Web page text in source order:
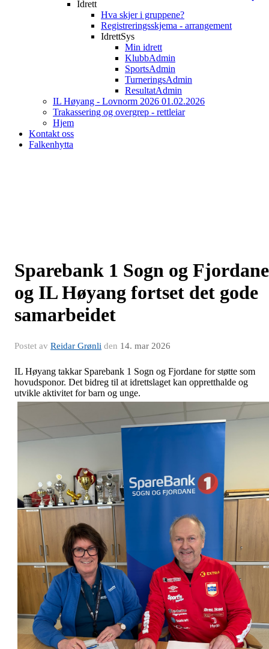
Idrett
Hva skjer i gruppene?
Registreringsskjema - arrangement
IdrettSys
Min idrett
KlubbAdmin
SportsAdmin
TurneringsAdmin
ResultatAdmin
IL Høyang - Lovnorm 2026 01.02.2026
Trakassering og overgrep - rettleiar
Hjem
Kontakt oss
Falkenhytta
Sparebank 1 Sogn og Fjordane
og IL Høyang fortset det gode
samarbeidet
Postet av Reidar Grønli den 14. mar 2026
IL Høyang takkar Sparebank 1 Sogn og Fjordane for støtte som
hovudsponor. Det bidreg til at idrettslaget kan oppretthalde og
utvikle aktivitet for barn og unge.